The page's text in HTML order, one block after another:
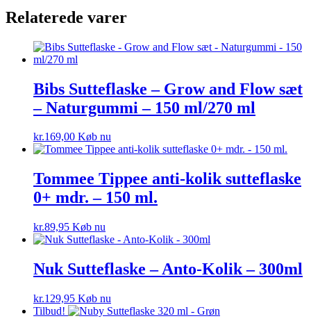
Relaterede varer
Bibs Sutteflaske – Grow and Flow sæt
– Naturgummi – 150 ml/270 ml
kr.169,00 Køb nu
Tommee Tippee anti-kolik sutteflaske
0+ mdr. – 150 ml.
kr.89,95 Køb nu
Nuk Sutteflaske – Anto-Kolik – 300ml
kr.129,95 Køb nu
Tilbud!